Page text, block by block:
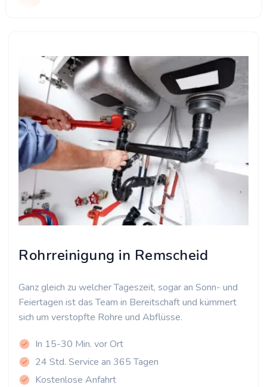
Rohrreinigung in Remscheid
Ganz gleich zu welcher Tageszeit, sogar an Sonn- und
Feiertagen ist das Team in Bereitschaft und kümmert
sich um verstopfte Rohre und Abflüsse.
In 15-30 Min. vor Ort
24 Std. Service an 365 Tagen
Kostenlose Anfahrt